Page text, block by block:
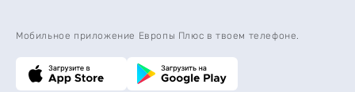
Мобильное приложение Европы Плюс в твоем телефоне.